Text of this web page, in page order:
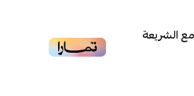
الشريعة